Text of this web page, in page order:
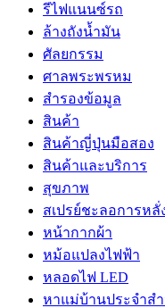
รีไฟแนนซ์รถ
ล้างถังน้ำมัน
ศัลยกรรม
ศาลพระพรหม
สำรองข้อมูล
สินค้า
สินค้าญี่ปุ่นมือสอง
สินค้าและบริการ
สุขภาพ
สเปรย์ชะลอการหลั่
หน้ากากผ้า
หม้อแปลงไฟฟ้า
หลอดไฟ LED
หาแม่บ้านประจำส